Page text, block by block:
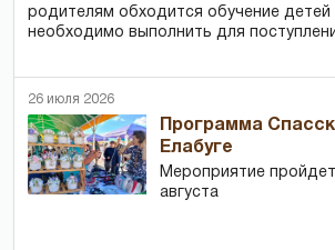
родителям обходится обучение детей
необходимо выполнить для
26 июля 2026
Программа
Елабуге
Мероприятие
августа